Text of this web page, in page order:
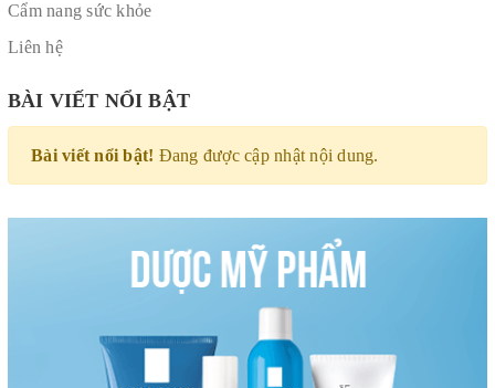
Cẩm nang sức khỏe
Liên hệ
BÀI VIẾT NỔI BẬT
Bài viết nổi bật! Đang được cập nhật nội dung.